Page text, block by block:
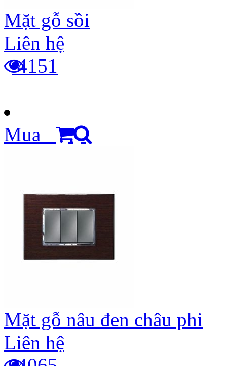
Mặt gỗ sồi
Liên hệ
4151
Mua
Mặt gỗ nâu đen châu phi
Liên hệ